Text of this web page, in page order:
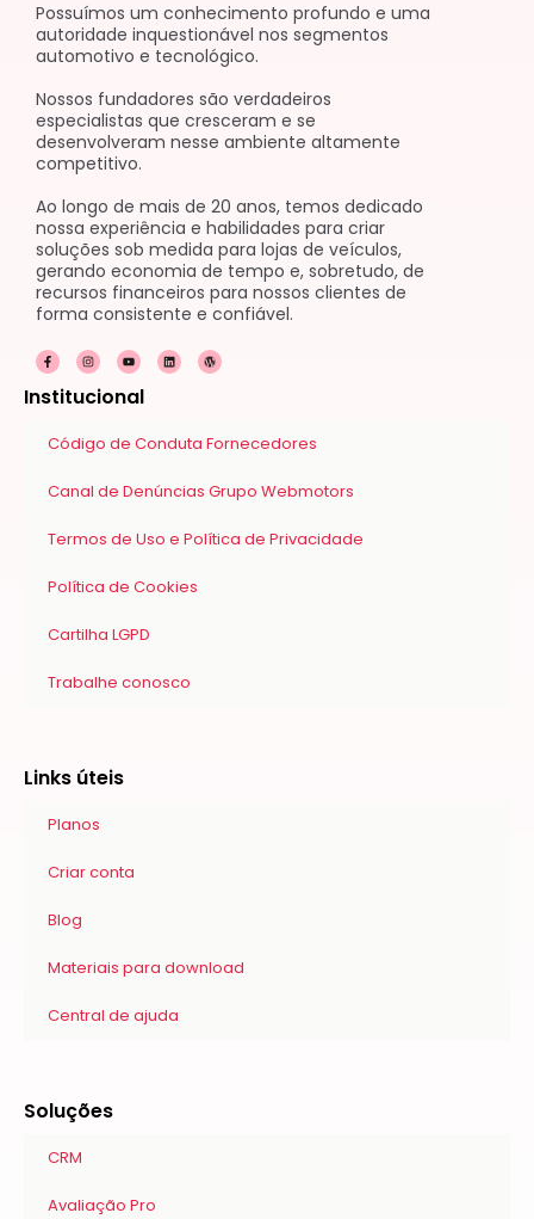
Possuímos um conhecimento profundo e uma
autoridade inquestionável nos segmentos
automotivo e tecnológico.
Nossos fundadores são verdadeiros
especialistas que cresceram e se
desenvolveram nesse ambiente altamente
competitivo.
Ao longo de mais de 20 anos, temos dedicado
nossa experiência e habilidades para criar
soluções sob medida para lojas de veículos,
gerando economia de tempo e, sobretudo, de
recursos financeiros para nossos clientes de
forma consistente e confiável.
F
a
c
e
b
k
-
I
n
s
t
a
a
m
Y
o
u
t
u
L
i
n
n
W
o
r
s
s
Institucional
Código de Conduta Fornecedores
Canal de Denúncias Grupo Webmotors
Termos de Uso e Política de Privacidade
Política de Cookies
Cartilha LGPD
Trabalhe conosco
Links úteis
Planos
Criar conta
Blog
Materiais para download
Central de ajuda
Soluções
CRM
Avaliação Pro